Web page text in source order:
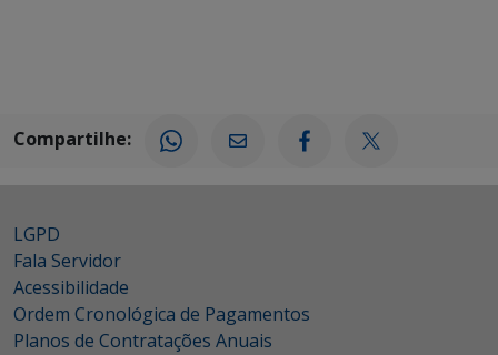
Compartilhe:
LGPD
Fala Servidor
Acessibilidade
Ordem Cronológica de Pagamentos
Planos de Contratações Anuais